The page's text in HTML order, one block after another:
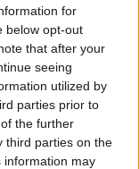
for
below opt-out
that after your
seeing
utilized by
parties prior to
the further
third parties on the
information may
sanzioni